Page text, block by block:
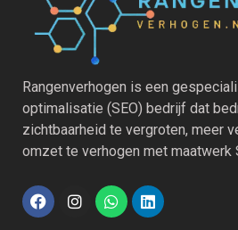
Rangenverhogen is een
optimalisatie (SEO) bedrijf dat
zichtbaarheid te vergroten, meer
omzet te verhogen met maatwerk